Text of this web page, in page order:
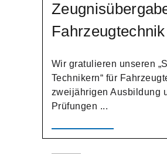
Wir gratulieren unseren
Technikern“ für
zweijährigen Ausbildung
Prüfungen ...